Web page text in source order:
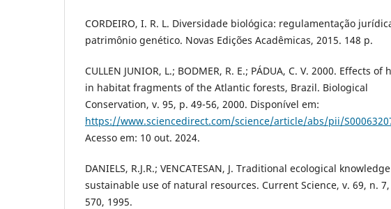
CORDEIRO, I. R. L. Diversidade biológica: regulamentação
patrimônio genético. Novas Edições Acadêmicas, 2015. 148 p.
CULLEN JUNIOR, L.; BODMER, R. E.; PÁDUA, C. V. 2000. Effects of
in habitat fragments of the Atlantic forests, Brazil. Biological
Conservation, v. 95, p. 49-56, 2000. Disponível em:
https://www.sciencedirect.com/science/article/abs/pii/
Acesso em: 10 out. 2024.
DANIELS, R.J.R.; VENCATESAN, J. Traditional ecological
sustainable use of natural resources. Current Science, v. 69, n.
570, 1995.